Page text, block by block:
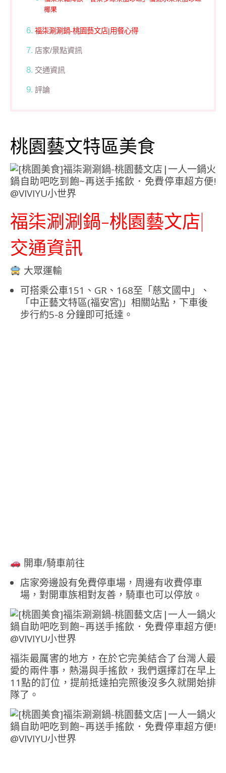
椰果
福柒涮涮鍋-桃園藝文店|用餐心得
店家/景點資訊
交通資訊
評論
桃園藝文特區美食
福柒涮涮鍋-桃園藝文店|
交通資訊
大眾運輸
可搭乘公車151、GR、168至「慈文國中」、
「中正藝文特區(福安宮)」相關站點，下車後
步行約5-8 分鐘即可抵達。
開車/騎車前往
店家旁邊設有免費停車場，周邊有收費停車
場，對開車族相對友善，騎車也可以停放。
福柒最厲害的地方，在於它完美結合了台灣人最
愛的兩件事，熱湯與手搖飲，我們選擇訂在早上
11點的訂位，提前抵達拍完照後沒多久就開始排
隊了。